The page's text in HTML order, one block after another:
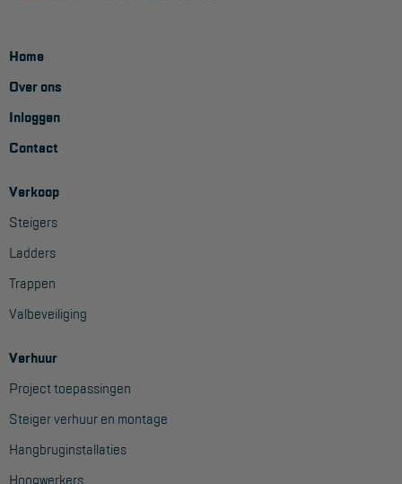
Home
Over ons
Inloggen
Contact
Verkoop
Steigers
Ladders
Trappen
Valbeveiliging
Verhuur
Project toepassingen
Steiger verhuur en montage
Hangbruginstallaties
Hoogwerkers